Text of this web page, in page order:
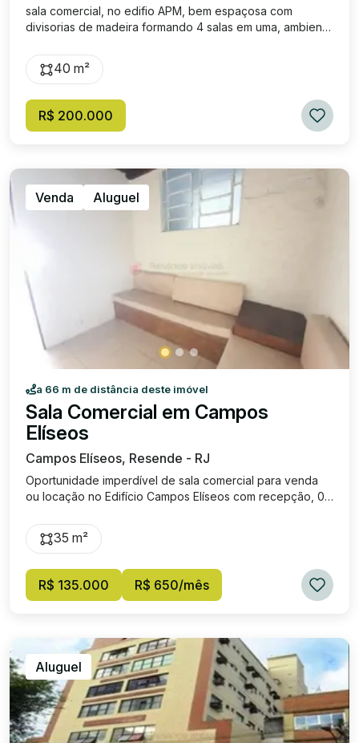
sala comercial, no edifio APM, bem espaçosa com
divisorias de madeira formando 4 salas em uma, ambiente
40 m²
R$ 200.000
Venda Aluguel
a 66 m de distância deste imóvel
Sala Comercial em Campos
Elíseos
Campos Elíseos, Resende - RJ
Oportunidade imperdível de sala comercial para venda
ou locação no Edifício Campos Elíseos com recepção, 01
Centro de Resende. Próxima a diversos comércios e com
grande fluxo de pessoas, ideal para seu negócio
uma visita, será um prazer apresentar essa sala para
você.
35 m²
R$ 135.000 R$ 650/mês
Aluguel